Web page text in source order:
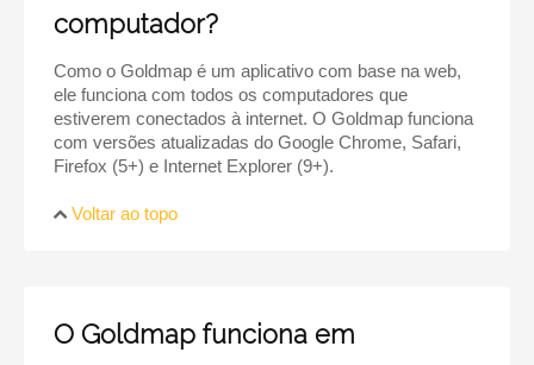
computador?
Como o Goldmap é um aplicativo com base na web,
ele funciona com todos os computadores que
estiverem conectados à internet. O Goldmap funciona
com versões atualizadas do Google Chrome, Safari,
Firefox (5+) e Internet Explorer (9+).
Voltar ao topo
O Goldmap funciona em